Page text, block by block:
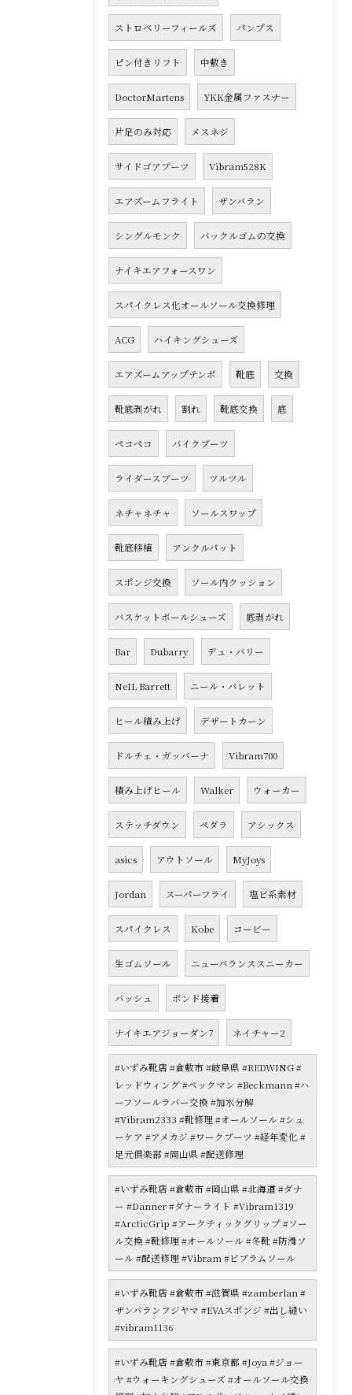
ストロベリーフィールズ パンプス
ピン付きリフト 中敷き
DoctorMartens YKK金属ファスナー
片足のみ対応 メスネジ
サイドゴアブーツ Vibram528K
エアズームフライト ザンバラン
シングルモンク バックルゴムの交換
ナイキエアフォースワン
スパイクレス化オールソール交換修理
ACG ハイキングシューズ
エアズームアップテンポ 靴底 交換
靴底剥がれ 割れ 靴底交換 底
ペコペコ バイクブーツ
ライダースブーツ ツルツル
ネチャネチャ ソールスワップ
靴底移植 アンクルパット
スポンジ交換 ソール内クッション
バスケットボールシューズ 底剥がれ
Bar Dubarry デュ・バリー
NeIL Barrett ニール・バレット
ヒール積み上げ デザートカーン
ドルチェ・ガッバーナ Vibram700
積み上げヒール Walker ウォーカー
ステッチダウン ペダラ アシックス
asics アウトソール MyJoys
Jordan スーパーフライ 塩ビ系素材
スパイクレス Kobe コービー
生ゴムソール ニューバランススニーカー
バッシュ ボンド接着
ナイキエアジョーダン7 ネイチャー2
#いずみ靴店 #倉敷市 #岐阜県 #REDWING #
レッドウィング #ベックマン #Beckmann #ハ
ーフソールラバー交換 #加水分解
#Vibram2333 #靴修理 #オールソール #シュ
ーケア #アメカジ #ワークブーツ #経年変化 #
足元倶楽部 #岡山県 #配送修理
#いずみ靴店 #倉敷市 #岡山県 #北海道 #ダナ
ー #Danner #ダナーライト #Vibram1319
#ArcticGrip #アークティックグリップ #ソー
ル交換 #靴修理 #オールソール #冬靴 #防滑ソ
ール #配送修理 #Vibram #ビブラムソール
#いずみ靴店 #倉敷市 #滋賀県 #zamberlan #
ザンバランフジヤマ #EVAスポンジ #出し縫い
#vibram1136
#いずみ靴店 #倉敷市 #東京都 #Joya #ジョー
ヤ #ウォーキングシューズ #オールソール交換